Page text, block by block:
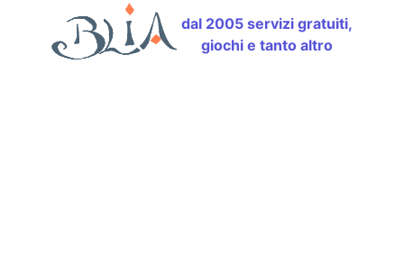
dal 2005 servizi gratuiti,
giochi e tanto altro